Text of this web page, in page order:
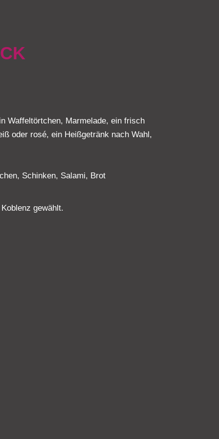
Waffeltörtchen, Marmelade, ein frisch
oder rosé, ein Heißgetränk nach Wahl,
Schinken, Salami, Brot
gewählt.